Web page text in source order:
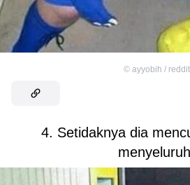
© ayyobih / reddit
4. Setidaknya dia